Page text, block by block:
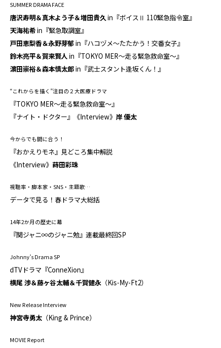
SUMMER DRAMA FACE
唐沢寿明＆真木よう子＆増田貴久 in『ボイスⅡ 110緊急指令室』
天海祐希in『緊急取調室』
戸田恵梨香＆永野芽郁 in『ハコヅメ～たたかう！交番女子』
鈴木亮平＆賀来賢人 in『TOKYO MER～走る緊急救命室～』
濵田崇裕＆森本慎太郎in『武士スタント逢坂くん！』
“これからを描く”注目の２大医療ドラマ
『TOKYO MER～走る緊急救命室～』
『ナイト・ドクター』《Interview》 岸 優太
今からでも間に合う！
『おかえりモネ』見どころ集中解説
《Interview》 蒔田彩珠
視聴率・脚本家・SNS・主題歌…
データで見る！春ドラマ大総括
14年2か月の歴史に幕
『関ジャニ∞のジャニ勉』連載最終回SP
Johnny’s Drama SP
dTVドラマ『ConneXion』
横尾 渉＆藤ヶ谷太輔＆千賀健永 （Kis-My-Ft2）
New Release Interview
神宮寺勇太 （King & Prince）
MOVIE Report